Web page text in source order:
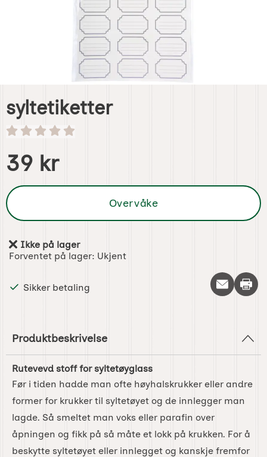
syltetiketter
Handle dette produktet, syltetiketter
pris
39 kr
Overvåke
Produkttilgjengelighet:
Ikke på lager
Forventet på lager: Ukjent
Sikker betaling Skriv
Produktbeskrivelse
Rutevevd stoff for syltetøyglass
Før i tiden hadde man ofte høyhalskrukker eller andre
former for krukker til syltetøyet og de innlegger man
lagde. Så smeltet man voks eller parafin over
åpningen og fikk på så måte et lokk på krukken. For å
beskytte syltetøyet eller innlegget og kanskje fremfor